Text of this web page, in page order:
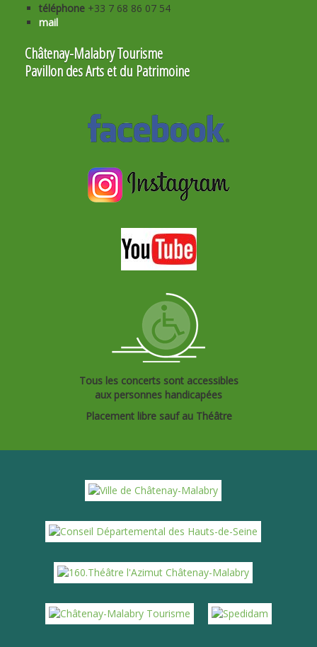
téléphone +33 7 68 86 07 54
mail
Châtenay-Malabry Tourisme
Pavillon des Arts et du Patrimoine
Tous les concerts sont accessibles
aux personnes handicapées
Placement libre sauf au Théâtre